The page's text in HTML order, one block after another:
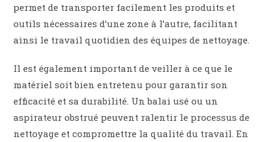
permet de transporter facilement les produits et
outils nécessaires d’une zone à l’autre, facilitant
ainsi le travail quotidien des équipes de nettoyage.
Il est également important de veiller à ce que le
matériel soit bien entretenu pour garantir son
efficacité et sa durabilité. Un balai usé ou un
aspirateur obstrué peuvent ralentir le processus de
nettoyage et compromettre la qualité du travail. En